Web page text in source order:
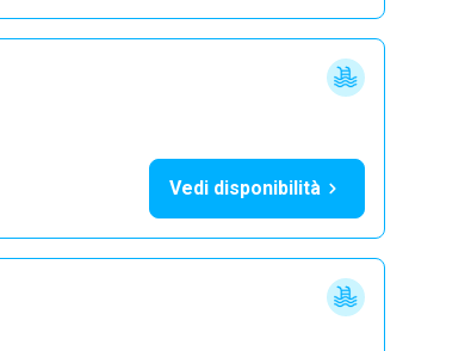
Vedi disponibilità